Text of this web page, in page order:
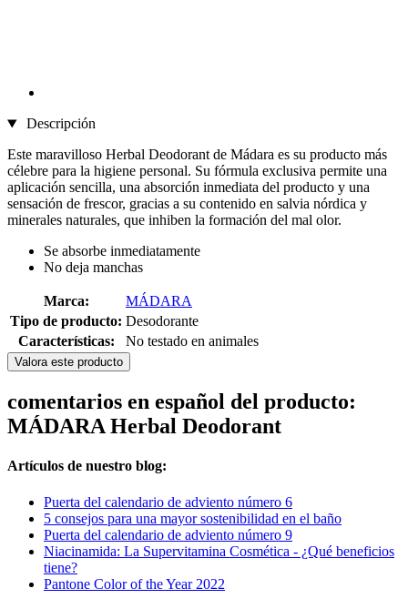
Descripción
Este maravilloso Herbal Deodorant de Mádara es su producto más
célebre para la higiene personal. Su fórmula exclusiva permite una
aplicación sencilla, una absorción inmediata del producto y una
sensación de frescor, gracias a su contenido en salvia nórdica y
minerales naturales, que inhiben la formación del mal olor.
Se absorbe inmediatamente
No deja manchas
Marca:
MÁDARA
Tipo de producto: Desodorante
Características:
No testado en animales
Valora este producto
comentarios en español del producto:
MÁDARA Herbal Deodorant
Artículos de nuestro blog:
Puerta del calendario de adviento número 6
5 consejos para una mayor sostenibilidad en el baño
Puerta del calendario de adviento número 9
Niacinamida: La Supervitamina Cosmética - ¿Qué beneficios
tiene?
Pantone Color of the Year 2022